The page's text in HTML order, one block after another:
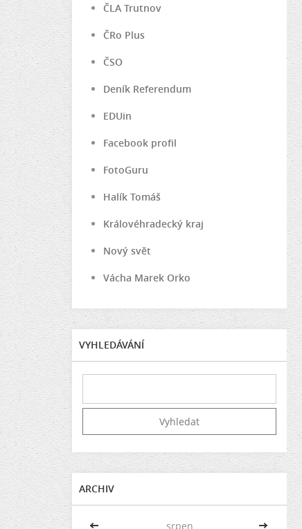
ČLA Trutnov
ČRo Plus
ČSO
Deník Referendum
EDUin
Facebook profil
FotoGuru
Halík Tomáš
Královéhradecký kraj
Nový svět
Vácha Marek Orko
VYHLEDÁVÁNÍ
ARCHIV
<< srpen >>